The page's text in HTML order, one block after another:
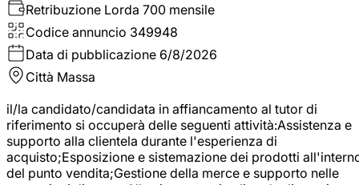
Retribuzione Lorda 700 mensile
Codice annuncio 349948
Data di pubblicazione 6/8/2026
Città Massa
il/la candidato/candidata in affiancamento al tutor di
riferimento si occuperà delle seguenti attività:Assistenza e
supporto alla clientela durante l'esperienza di
acquisto;Esposizione e sistemazione dei prodotti
del punto vendita;Gestione della merce e supporto nelle